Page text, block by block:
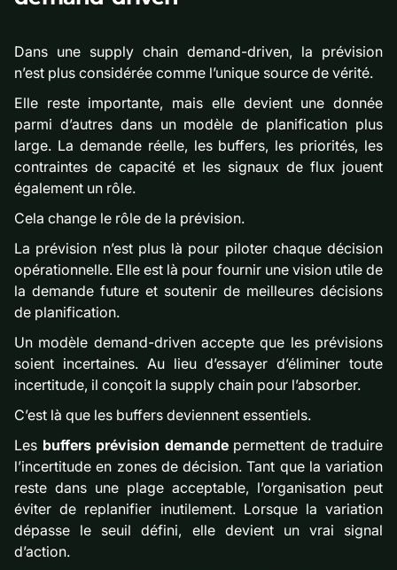
Dans une supply chain demand-driven, la prévision
n’est plus considérée comme l’unique source de vérité.
Elle reste importante, mais elle devient une donnée
parmi d’autres dans un modèle de planification plus
large. La demande réelle, les buffers, les priorités, les
contraintes de capacité et les signaux de flux jouent
également un rôle.
Cela change le rôle de la prévision.
La prévision n’est plus là pour piloter chaque décision
opérationnelle. Elle est là pour fournir une vision utile de
la demande future et soutenir de meilleures décisions
de planification.
Un modèle demand-driven accepte que les prévisions
soient incertaines. Au lieu d’essayer d’éliminer toute
incertitude, il conçoit la supply chain pour l’absorber.
C’est là que les buffers deviennent essentiels.
Les buffers prévision demandepermettent de traduire
l’incertitude en zones de décision. Tant que la variation
reste dans une plage acceptable, l’organisation peut
éviter de replanifier inutilement. Lorsque la variation
dépasse le seuil défini, elle devient un vrai signal
d’action.